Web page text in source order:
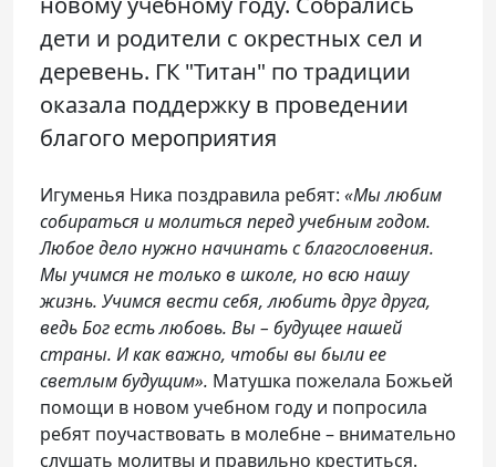
дети и родители с окрестных сел и
деревень. ГК "Титан" по традиции
оказала поддержку в проведении
благого мероприятия
Игуменья Ника поздравила ребят: «Мы любим
собираться и молиться перед учебным годом.
Любое дело нужно начинать с благословения.
Мы учимся не только в школе, но всю нашу
жизнь. Учимся вести себя, любить друг друга,
ведь Бог есть любовь. Вы – будущее нашей
страны. И как важно, чтобы вы были ее
светлым будущим». Матушка пожелала Божьей
помощи в новом учебном году и попросила
ребят поучаствовать в молебне – внимательно
слушать молитвы и правильно креститься.